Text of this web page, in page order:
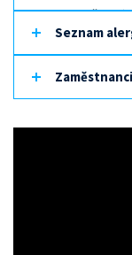
MŠ
nad 7 let
Kč
svačina:
Seznam